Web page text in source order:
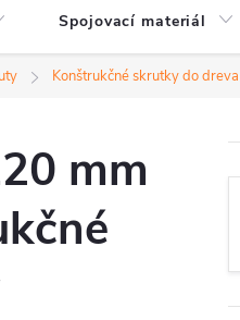
Spojovací materiál
Konštrukčné skrutky do dreva
mm